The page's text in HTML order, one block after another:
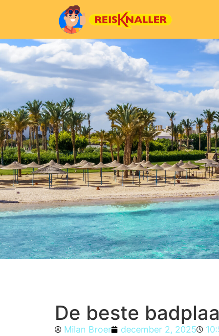
De beste
Milan Broer december 2, 2025